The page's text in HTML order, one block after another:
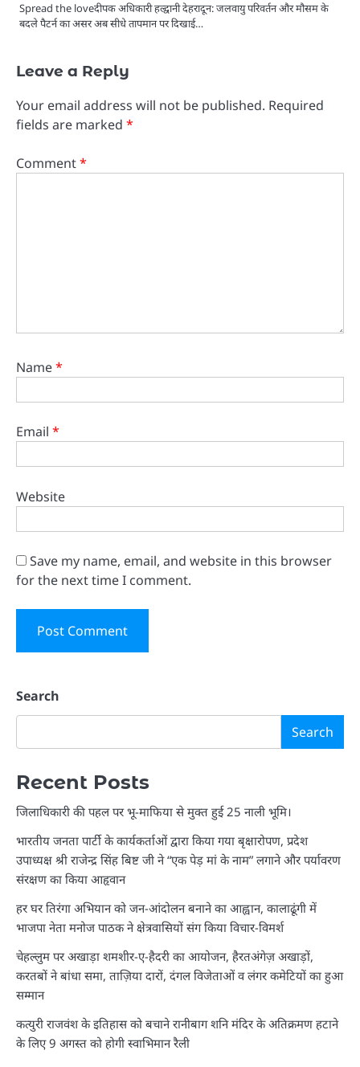
Spread the loveदीपक अधिकारी हल्द्वानी देहरादून: जलवायु परिवर्तन और मौसम के
बदले पैटर्न का असर अब सीधे तापमान पर दिखाई…
Leave a Reply
Your email address will not be published. Required
fields are marked *
Comment*
Name*
Email *
Website
Save my name, email, and website in this browser
for the next time I comment.
Search
Search
Recent Posts
जिलाधिकारी की पहल पर भू-माफिया से मुक्त हुई 25 नाली भूमि।
भारतीय जनता पार्टी के कार्यकर्ताओं द्वारा किया गया बृक्षारोपण, प्रदेश
उपाध्यक्ष श्री राजेन्द्र सिंह बिष्ट जी ने “एक पेड़ मां के नाम” लगाने और पर्यावरण
संरक्षण का किया आहृवान
हर घर तिरंगा अभियान को जन-आंदोलन बनाने का आह्वान, कालाढूंगी में
भाजपा नेता मनोज पाठक ने क्षेत्रवासियों संग किया विचार-विमर्श
चेहल्लुम पर अखाड़ा शमशीर-ए-हैदरी का आयोजन, हैरतअंगेज़ अखाड़ों,
करतबों ने बांधा समा, ताज़िया दारों, दंगल विजेताओं व लंगर कमेटियों का हुआ
सम्मान
कत्युरी राजवंश के इतिहास को बचाने रानीबाग शनि मंदिर के अतिक्रमण हटाने
के लिए 9 अगस्त को होगी स्वाभिमान रैली